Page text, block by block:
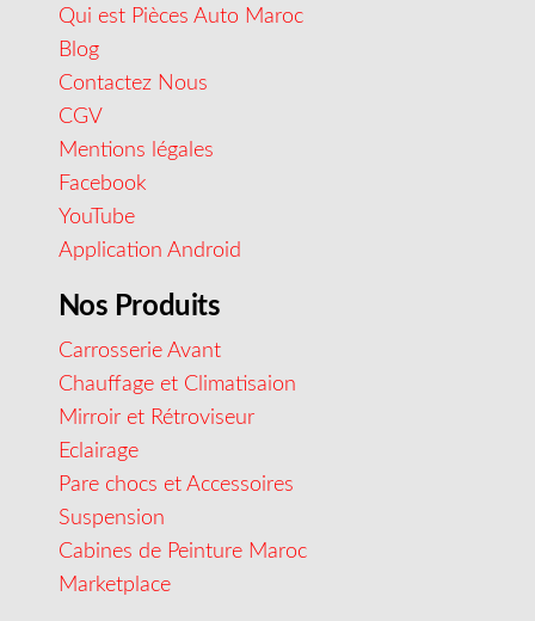
Qui est Pièces Auto Maroc
Blog
Contactez Nous
CGV
Mentions légales
Facebook
YouTube
Application Android
Nos Produits
Carrosserie Avant
Chauffage et Climatisaion
Mirroir et Rétroviseur
Eclairage
Pare chocs et Accessoires
Suspension
Cabines de Peinture Maroc
Marketplace